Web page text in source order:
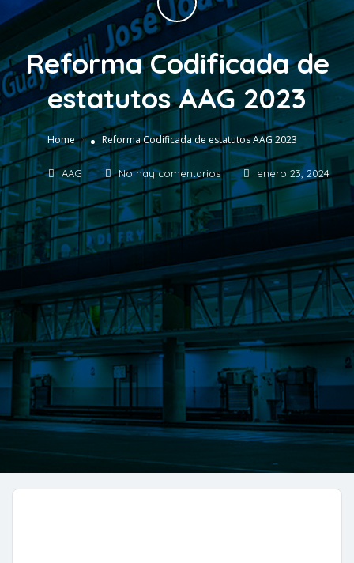
Reforma Codificada de
estatutos AAG 2023
Home » Reforma Codificada de estatutos AAG 2023
AAG No hay comentarios enero 23, 2024